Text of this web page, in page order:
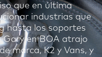
que en última
industrias que
hasta los soportes
Gary en BOA atrajo
marca, K2 y Vans, y